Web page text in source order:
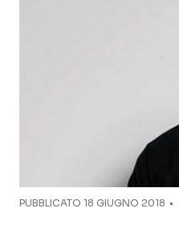
PUBBLICATO 18 GIUGNO 2018